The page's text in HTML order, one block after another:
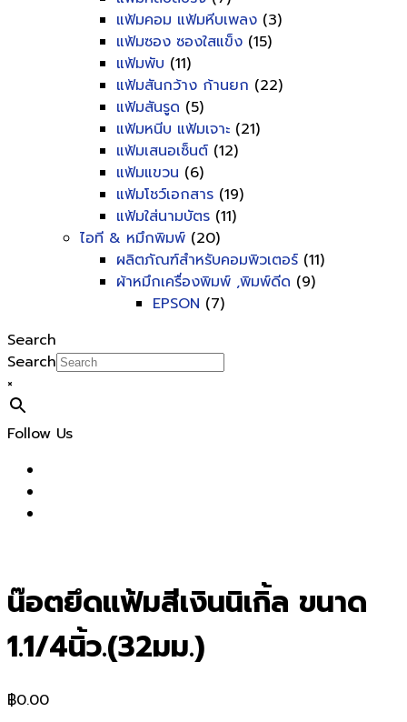
แฟ้มคอม แฟ้มหีบเพลง (3)
แฟ้มซอง ซองใสแข็ง (15)
แฟ้มพับ (11)
แฟ้มสันกว้าง ก้านยก (22)
แฟ้มสันรูด (5)
แฟ้มหนีบ แฟ้มเจาะ (21)
แฟ้มเสนอเซ็นต์ (12)
แฟ้มแขวน (6)
แฟ้มโชว์เอกสาร (19)
แฟ้มใส่นามบัตร (11)
ไอที & หมึกพิมพ์ (20)
ผลิตภัณฑ์สำหรับคอมพิวเตอร์ (11)
ผ้าหมึกเครื่องพิมพ์ ,พิมพ์ดีด (9)
EPSON (7)
Search
Search
×
Follow Us
น๊อตยึดแฟ้มสีเงินนิเกิ้ล ขนาด
1.1/4นิ้ว.(32มม.)
฿0.00